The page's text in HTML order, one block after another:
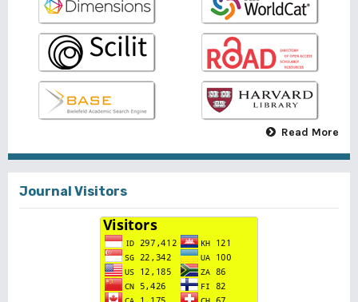
Read More
Journal Visitors